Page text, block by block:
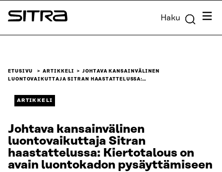
Siirry
suoraan
Sitra Haku
ETUSIVU ARTIKKELI
JOHTAVA KANSAINVÄLINEN
LUONTOVAIKUTTAJA SITRAN HAASTATTELUSSA:…
ARTIKKELI
Johtava kansainvälinen
luontovaikuttaja Sitran
haastattelussa: Kiertotalous on
avain luontokadon pysäyttämiseen